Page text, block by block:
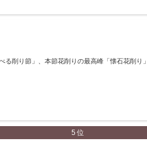
る削り節」、本節花削りの最高峰「懐石花削
5位